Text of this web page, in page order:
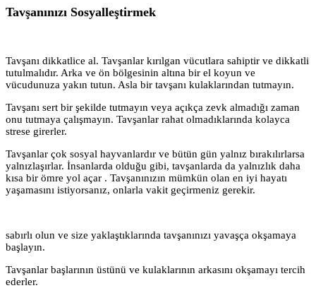
Tavşanınızı Sosyalleştirmek
Tavşanı dikkatlice al. Tavşanlar kırılgan vücutlara sahiptir ve dikkatli
tutulmalıdır. Arka ve ön bölgesinin altına bir el koyun ve
vücudunuza yakın tutun. Asla bir tavşanı kulaklarından tutmayın.
Tavşanı sert bir şekilde tutmayın veya açıkça zevk almadığı zaman
onu tutmaya çalışmayın. Tavşanlar rahat olmadıklarında kolayca
strese girerler.
Tavşanlar çok sosyal hayvanlardır ve bütün gün yalnız bırakılırlarsa
yalnızlaşırlar. İnsanlarda olduğu gibi, tavşanlarda da yalnızlık daha
kısa bir ömre yol açar . Tavşanınızın mümkün olan en iyi hayatı
yaşamasını istiyorsanız, onlarla vakit geçirmeniz gerekir.
sabırlı olun ve size yaklaştıklarında tavşanınızı yavaşça okşamaya
başlayın.
Tavşanlar başlarının üstünü ve kulaklarının arkasını okşamayı tercih
ederler.